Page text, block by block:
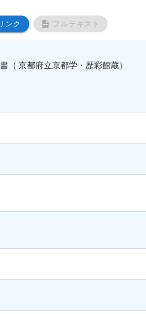
ンク フルテキスト
京都府立京都学・歴彩館蔵）